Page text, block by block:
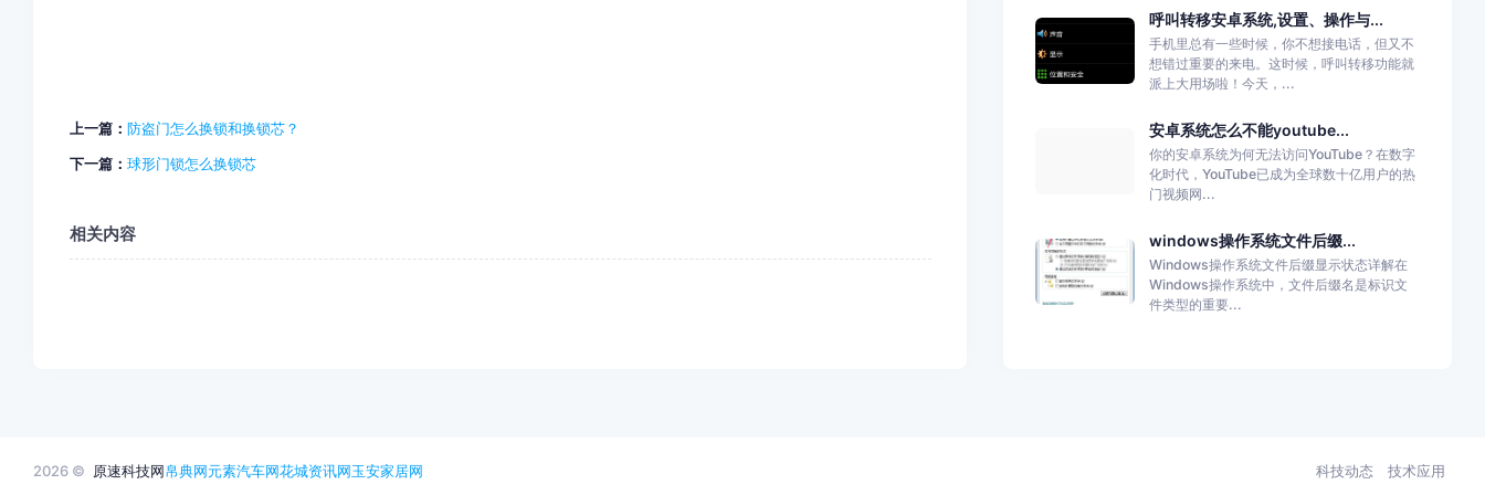
上一篇： 防盗门怎么换锁和换锁芯？
下一篇： 球形门锁怎么换锁芯
相关内容
呼叫转移安卓系统,设置、操作与...
手机里总有一些时候，你不想接电话，但又不
想错过重要的来电。这时候，呼叫转移功能就
派上大用场啦！今天，...
安卓系统怎么不能youtube...
你的安卓系统为何无法访问YouTube？在数字
化时代，YouTube已成为全球数十亿用户的热
门视频网...
windows操作系统文件后缀...
Windows操作系统文件后缀显示状态详解在
Windows操作系统中，文件后缀名是标识文
件类型的重要...
2026 © 原速科技网帛典网元素汽车网花城资讯网玉安家居网 科技动态 技术应用